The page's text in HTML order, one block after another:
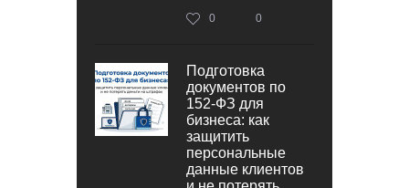
0 0
Подготовка
документов по
152‑ФЗ для
бизнеса: как
защитить
персональные
данные клиентов